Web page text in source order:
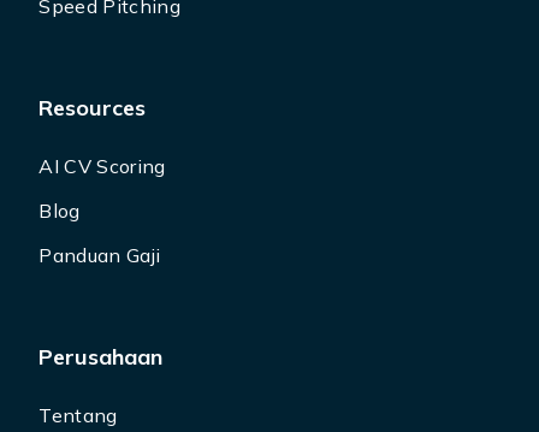
Speed Pitching
Resources
AI CV Scoring
Blog
Panduan Gaji
Perusahaan
Tentang